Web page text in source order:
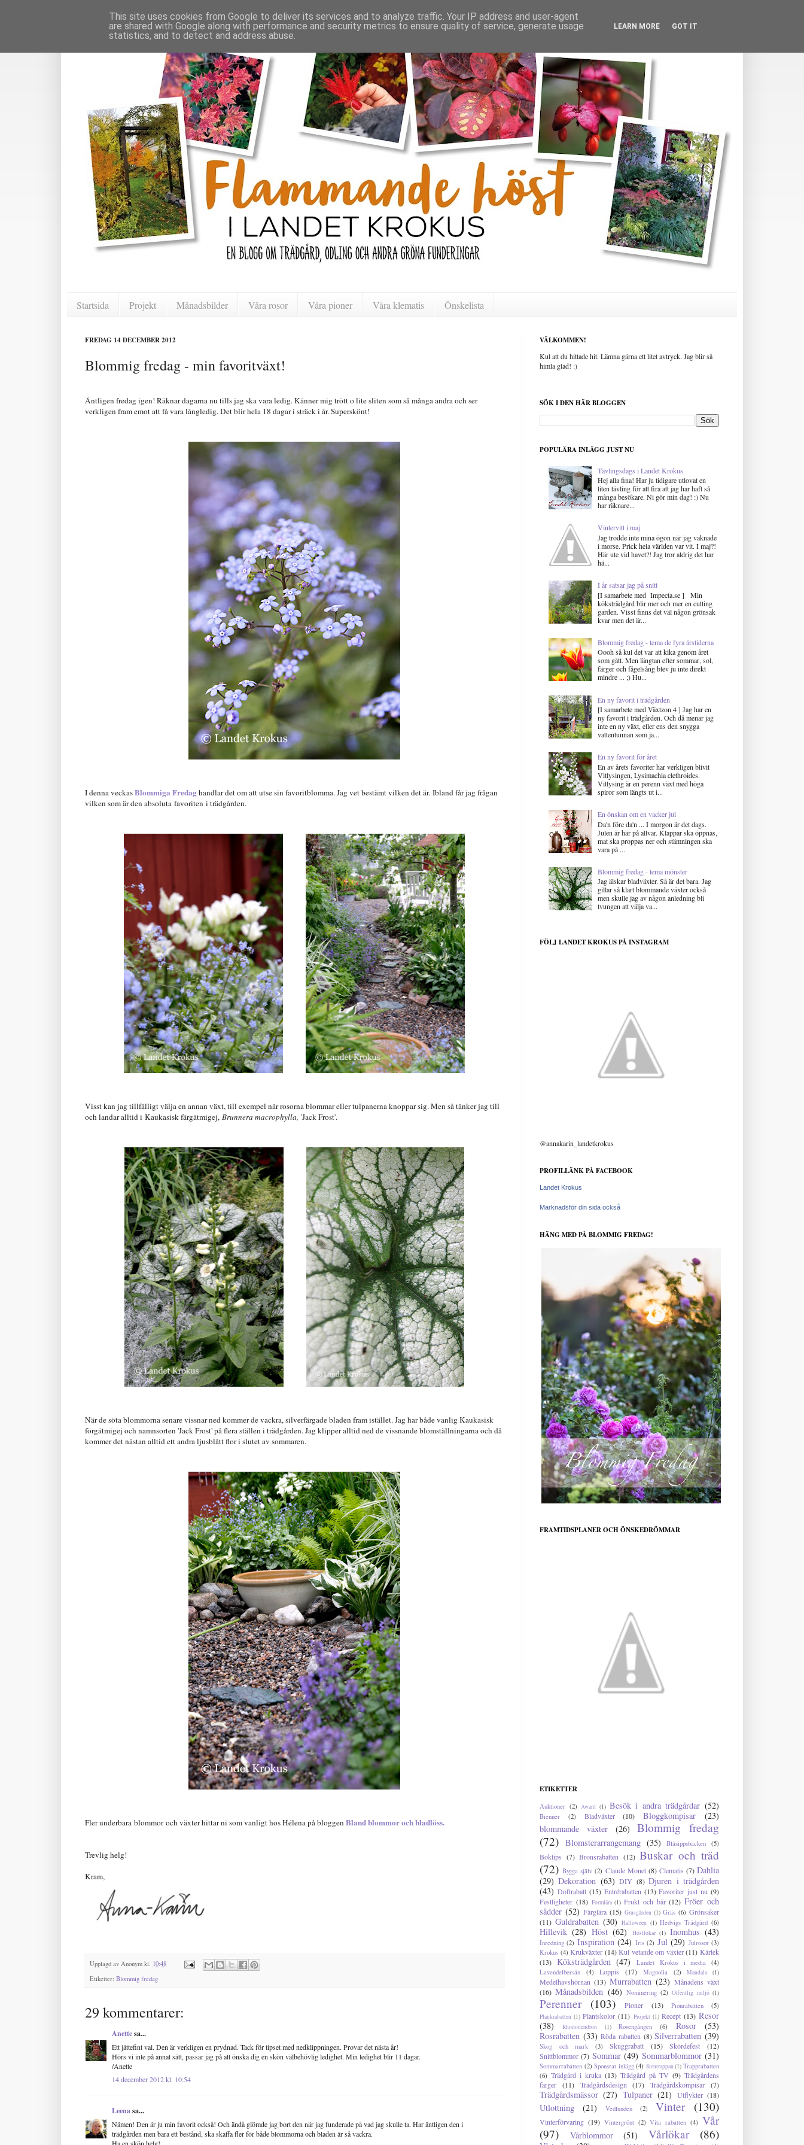
Startsida Projekt Månadsbilder Våra rosor Våra pioner Våra klematis Önskelista
FREDAG 14 DECEMBER 2012
Blommig fredag - min favoritväxt!
Äntligen fredag igen! Räknar dagarna nu tills jag ska vara ledig. Känner mig trött o lite sliten som så många andra och ser
verkligen fram emot att få vara långledig. Det blir hela 18 dagar i sträck i år. Superskönt!
I denna veckasBlommiga Fredaghandlar det om att utse sin favoritblomma. Jag vet bestämt vilken det är. Ibland får jag frågan
vilken som är den absoluta favoriten i trädgården.
Visst kan jag tillfälligt välja en annan växt, till exempel när rosorna blommar eller tulpanerna knoppar sig. Men så tänker jag till
och landar alltid i Kaukasisk färgätmigej, Brunnera macrophylla, 'Jack Frost'.
När de söta blommorna senare vissnar ned kommer de vackra, silverfärgade bladen fram istället. Jag har både vanlig Kaukasisk
förgätmigej och namnsorten 'Jack Frost' på flera ställen i trädgården. Jag klipper alltid ned de vissnande blomställningarna och då
kommer det nästan alltid ett andra ljusblått flor i slutet av sommaren.
Fler underbara blommor och växter hittar ni som vanligt hos Hélena på bloggen Bland blommor och bladlöss.
Trevlig helg!
Kram,
Upplagd av Anonym kl. 10:48
Etiketter: Blommig fredag
29 kommentarer:
Anettesa...
Ett jättefint val. Den är verkligen en prydnad. Tack för tipset med nedklippningen. Provar det nästa år!
Hörs vi inte på annat sätt, passar jag på att önska dig en skön välbehövlig ledighet. Min ledighet blir 11 dagar.
/Anette
14 december 2012 kl. 10:54
Leenasa...
Nämen! Den är ju min favorit också! Och ändå glömde jag bort den när jag funderade på vad jag skulle ta. Har äntligen den i
trädgården men bara ett bestånd, ska skaffa fler för både blommorna och bladen är så vackra.
VÄLKOMMEN!
Kul att du hittade hit. Lämna gärna ett litet avtryck. Jag blir så
himla glad! :)
SÖK I DEN HÄR BLOGGEN
POPULÄRA INLÄGG JUST NU
Tävlingsdags i Landet Krokus
Hej alla fina! Har ju tidigare utlovat en
liten tävling för att fira att jag har haft så
många besökare. Ni gör min dag! :) Nu
har räknare...
Vintervitt i maj
Jag trodde inte mina ögon när jag vaknade
i morse. Prick hela världen var vit. I maj?!
Här ute vid havet?! Jag tror aldrig det har
hä...
I år satsar jag på snitt
[I samarbete med Impecta.se ] Min
köksträdgård blir mer och mer en cutting
garden. Visst finns det väl någon grönsak
kvar men det är...
Blommig fredag - tema de fyra årstiderna
Oooh så kul det var att kika genom året
som gått. Men längtan efter sommar, sol,
färger och fågelsång blev ju inte direkt
mindre ... ;) Hu...
En ny favorit i trädgården
[I samarbete med Växtzon 4 ] Jag har en
ny favorit i trädgården. Och då menar jag
inte en ny växt, eller ens den snygga
vattentunnan som ja...
En ny favorit för året
En av årets favoriter har verkligen blivit
Vitlysingen, Lysimachia clethroides.
Vitlysing är en perenn växt med höga
spiror som längts ut i...
En önskan om en vacker jul
Da'n före da'n ... I morgon är det dags.
Julen är här på allvar. Klappar ska öppnas,
mat ska proppas ner och stämningen ska
vara på ...
Blommig fredag - tema mönster
Jag älskar bladväxter. Så är det bara. Jag
gillar så klart blommande växter också
men skulle jag av någon anledning bli
tvungen att välja va...
FÖLJ LANDET KROKUS PÅ INSTAGRAM
@annakarin_landetkrokus
PROFILLÄNK PÅ FACEBOOK
Landet Krokus
Marknadsför din sida också
HÄNG MED PÅ BLOMMIG FREDAG!
FRAMTIDSPLANER OCH ÖNSKEDRÖMMAR
ETIKETTER
Auktioner (2) Award (1) Besök i andra trädgårdar (52)
Bienner (2) Bladväxter (10) Bloggkompisar
(23)
blommande växter
(26)
Blommig fredag
(72) Blomsterarrangemang (35) Blåsippsbacken (5)
Boktips (7) Bronsrabatten (12) Buskar och träd
(72) Bygga själv (2) Claude Monet (8) Clematis (7) Dahlia
(29) Dekoration (63) DIY (8) Djuren i trädgården
(43) Doftrabatt (15) Entrérabatten (13) Favoriter just nu (9)
Festligheter (18) Formlära (1) Frukt och bär (12) Fröer och
sådder (52) Färglära (15) Grusgården (1) Gräs (6) Grönsaker
(11) Guldrabatten (30) Halloween (1) Hedvigs Trädgård (6)
Hillevik (28) Höst (62) Höstlökar (1) Inomhus (43)
Inredning (2) Inspiration (24) Iris (2) Jul (29) Julrosor (3)
Krokus (4) Krukväxter (14) Kul vetande om växter (11) Kärlek
(13) Köksträdgården (47) Landet Krokus i media
(4)
Lavendelbersån
(4) Loppis (17) Magnolia (2) Mandala (1)
Medelhavshörnan (13) Murrabatten (23) Månadens växt
(16) Månadsbilden (46) Nominering (2) Offentlig miljö (1)
Perenner (103) Pioner (13) Pionrabatten (5)
Plankrabatten (1) Plantskolor (11) Projekt (1) Recept (13) Resor
(38)
Rhododendron (1) Rosengången (6) Rosor
(53)
Rosrabatten (33) Röda rabatten (8) Silverrabatten (39)
Skog och mark (3) Skuggrabatt (15) Skördefest
(12)
Snittblommor (7) Sommar (49) Sommarblommor (31)
Sommarrabatten (2) Sponsrat inlägg (4) Stentrappan(1) Trapprabatten
(6) Trädgård i kruka (13) Trädgård på TV (9) Trädgårdens
färger
(11) Trädgårdsdesign (17) Trädgårdskompisar (7)
Trädgårdsmässor (27) Tulpaner (21) Utflykter (18)
Utlottning (21) Vedlunden (2) Vinter (130)
Vinterförvaring (19) Vintergrönt (2) Vita rabatten (4) Vår
(97)
Vårblommor (51) Vårlökar (86)
This site uses cookies from Google to deliver its services and to analyze traffic. Your IP address and user-agent
are shared with Google along with performance and security metrics to ensure quality of service, generate usage
statistics, and to detect and address abuse.
LEARN MORE GOT IT